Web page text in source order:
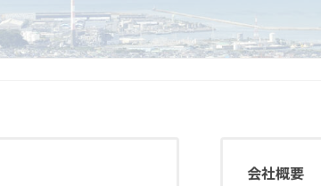
会社概要